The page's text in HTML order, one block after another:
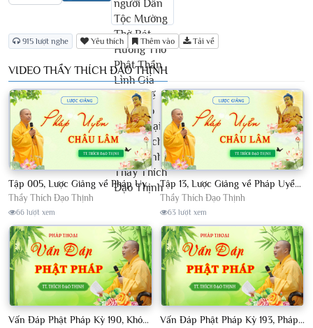
915 lượt nghe Yêu thích Thêm vào Tải về
VIDEO THẦY THÍCH ĐẠO THỊNH
Tập 005, Lược Giảng về Pháp Uyển Châu Lâm, Chủ giảng TT Thích Đạo Thịnh
Thầy Thích Đạo Thịnh
66 lượt xem
Tập 13, Lược Giảng về Pháp Uyển Châu Lâm, Chủ giảng TT Thích Đạo Thịnh
Thầy Thích Đạo Thịnh
63 lượt xem
Vấn Đáp Phật Pháp Kỳ 190, Khóa Tu Sinh Viên Con Kể Bụt Nghe Tháng 05, 2023 TT. Thích Đạo Thịnh - CKN Vấn Đáp Phật Pháp Kỳ 193, Pháp Hội TPTTHN Tháng 04/2023 TT. Thích Đạo Thịnh - CKN